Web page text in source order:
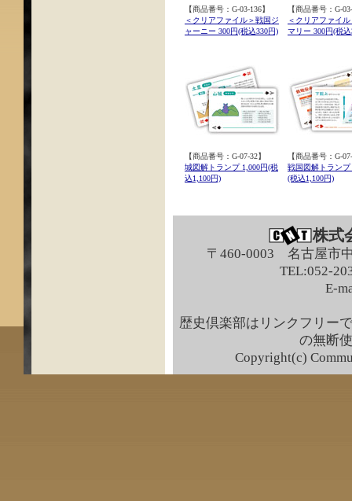
【商品番号：G-03-136】
＜クリアファイル＞戦国ジ
ャーニー 300円(税込330円)
【商品番号：G-
＜クリアファイ
マリー 300円(税込
【商品番号：G-07-32】
城図解トランプ 1,000円(税
込1,100円)
【商品番号：G-
戦国図解トランプ
(税込1,100円)
株式
〒460-0003 名古屋市
TEL:052-
E-
歴史倶楽部はリンクフリー
の無断
Copyright(c)